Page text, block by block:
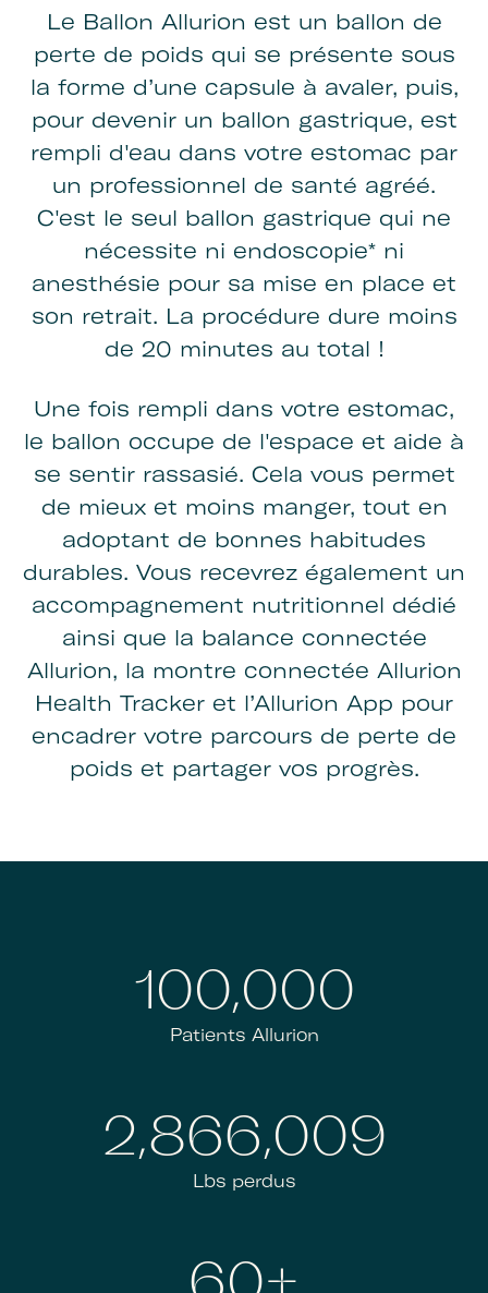
Le Ballon Allurion est un ballon de
perte de poids qui se présente sous
la forme d’une capsule à avaler, puis,
pour devenir un ballon gastrique, est
rempli d'eau dans votre estomac par
un professionnel de santé agréé.
C'est le seul ballon gastrique qui ne
nécessite ni endoscopie* ni
anesthésie pour sa mise en place et
son retrait. La procédure dure moins
de 20 minutes au total !
Une fois rempli dans votre estomac,
le ballon occupe de l'espace et aide à
se sentir rassasié. Cela vous permet
de mieux et moins manger, tout en
adoptant de bonnes habitudes
durables. Vous recevrez également un
accompagnement nutritionnel dédié
ainsi que la balance connectée
Allurion, la montre connectée Allurion
Health Tracker et l’Allurion App pour
encadrer votre parcours de perte de
poids et partager vos progrès.
100,000
Patients Allurion
2,866,009
Lbs perdus